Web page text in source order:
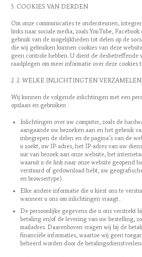
5. COOKIES VAN DERDEN
Om onze communicaties te ondersteunen,
links naar sociale media, zoals YouTube,
gebruik van de mogelijkheden tot delen op de
die wij gebruiken kunnen cookies van deze
geen controle hebben. U dient de desbetreffende
raadplegen om meer informatie over deze cookies
2. 2. WELKE INLICHTINGTEN VERZAMELEN
Wij kunnen de volgende inlichtingen met een
opslaan en gebruiken :
Inlichtingen over uw computer, zoals de
aangaande uw bezoeken aan en het gebruik
inbegrepen de delen en de pagina’s van de
u zoekt, uw IP-adres, het IP-adres van uw
uur van bezoek aan onze website, het
waaruit u de link naar onze website geopend
verstuurd of gedownload hebt, uw
en browsertype).
Elke andere informatie die u kiest ons te
wanneer u ons om inlichtingen vraagt..
De persoonlijke gegevens die u ons verstrekt
betaling en/of de levering van uw bestelling,
mailadres. Daarenboven vragen wij bij de
financiële informaties, waartoe wij geen
beheerd worden door de